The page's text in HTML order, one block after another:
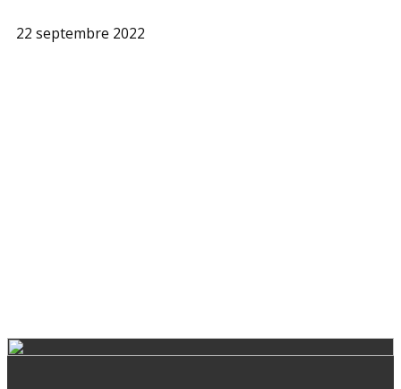
22 septembre 2022